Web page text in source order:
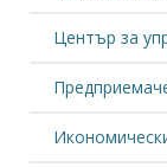
Център за